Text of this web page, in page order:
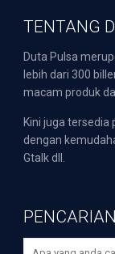
TENTANG
Duta Pulsa
lebih dari 300
macam produk
Kini juga
dengan
Gtalk dll.
PENCARIAN